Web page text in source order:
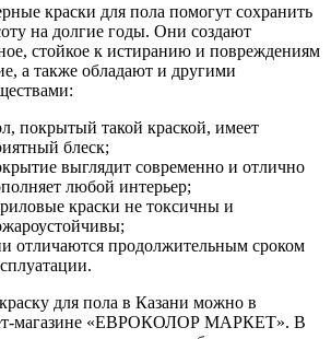
краски для пола помогут сохранить
на долгие годы. Они создают
стойкое к истиранию и повреждениям
а также обладают и другими
покрытый такой краской, имеет
блеск;
выглядит современно и отлично
любой интерьер;
краски не токсичны и
отличаются продолжительным сроком
для пола в Казани можно в
магазине «ЕВРОКОЛОР МАРКЕТ». В